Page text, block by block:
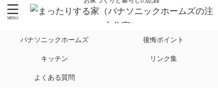
パナソニックホームズ 後悔ポイント
キッチン リンク集
よくある質問